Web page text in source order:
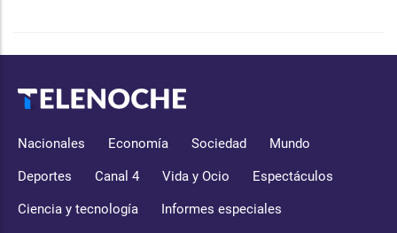
Nacionales Economía Sociedad Mundo
Deportes Canal 4 Vida y Ocio Espectáculos
Ciencia y tecnología Informes especiales